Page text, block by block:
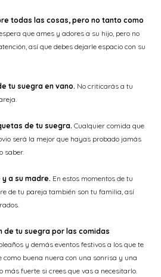
todas las cosas, pero no tanto como
que ames y adores a su hijo, pero no
así que debes dejarle espacio con su
tu suegra en vano. No criticarás a tu
de tu suegra. Cualquier comida que
será la mejor que hayas probado jamás
saber.
a su madre. En estos momentos de tu
de tu pareja también son tu familia, así
de tu suegra por las comidas
y demás eventos festivos a los que te
como buena nuera con una sonrisa y una
más fuerte si crees que vas a necesitarlo.